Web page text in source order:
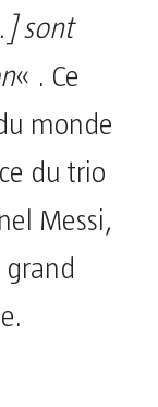
sont
« . Ce
monde
du trio
Messi,